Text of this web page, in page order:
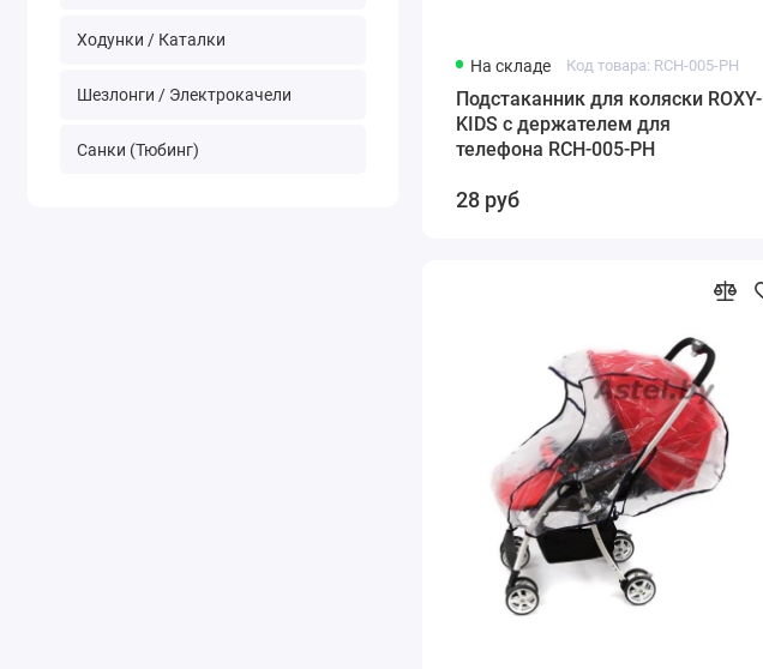
Ходунки / Каталки
Шезлонги / Электрокачели
Санки (Тюбинг)
На складе Код товара: RCH-005-PH
Подстаканник для коляски ROXY-
KIDS с держателем для
телефона RCH-005-PH
28 руб